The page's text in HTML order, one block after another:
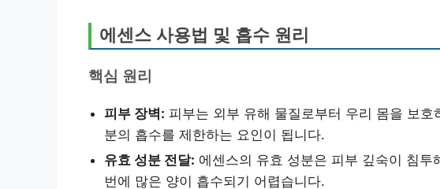
에센스 사용법 및 흡수 원리
핵심 원리
피부 장벽: 피부는 외부 유해 물질로부터 우리 몸을 보
분의 흡수를 제한하는 요인이 됩니다.
유효 성분 전달: 에센스의 유효 성분은 피부 깊숙이 침
번에 많은 양이 흡수되기 어렵습니다.